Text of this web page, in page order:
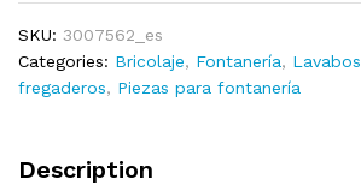
SKU: 3007562_es
Categories: Bricolaje, Fontanería, Lavabos
fregaderos, Piezas para fontanería
Description